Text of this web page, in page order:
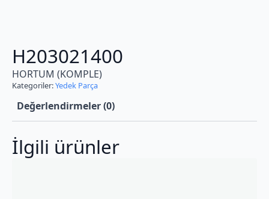
H203021400
HORTUM (KOMPLE)
Kategoriler:Yedek Parça
Değerlendirmeler (0)
İlgili ürünler